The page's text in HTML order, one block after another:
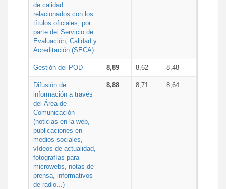
de calidad
relacionados con los
títulos oficiales, por
parte del Servicio de
Evaluación, Calidad y
Acreditación (SECA)
Gestión del POD 8,89 8,62 8,48
Difusión de
información a través
del Área de
Comunicación
(noticias en la web,
publicaciones en
medios sociales,
vídeos de actualidad,
fotografías para
microwebs, notas de
prensa, informativos
de radio...)
8,88 8,71 8,64